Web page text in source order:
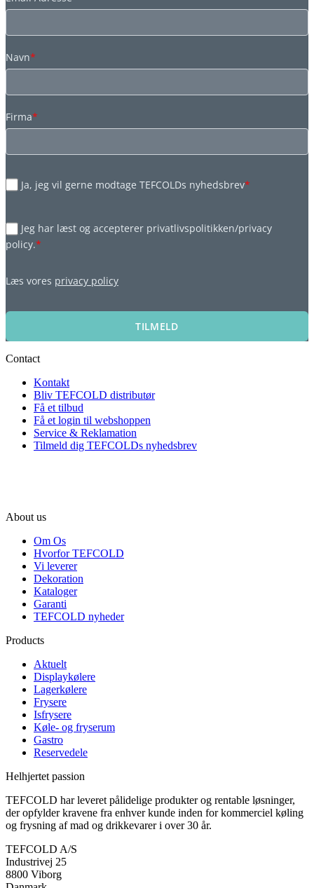
Navn*
Firma*
Ja, jeg vil gerne modtage TEFCOLDs nyhedsbrev*
Jeg har læst og accepterer privatlivspolitikken/privacy
policy.*
Læs vores privacy policy
TILMELD
Contact
Kontakt
Bliv TEFCOLD distributør
Få et tilbud
Få et login til webshoppen
Service & Reklamation
Tilmeld dig TEFCOLDs nyhedsbrev
About us
Om Os
Hvorfor TEFCOLD
Vi leverer
Dekoration
Kataloger
Garanti
TEFCOLD nyheder
Products
Aktuelt
Displaykølere
Lagerkølere
Frysere
Isfrysere
Køle- og fryserum
Gastro
Reservedele
Helhjertet passion
TEFCOLD har leveret pålidelige produkter og rentable løsninger,
der opfylder kravene fra enhver kunde inden for kommerciel køling
og frysning af mad og drikkevarer i over 30 år.
TEFCOLD A/S
Industrivej 25
8800 Viborg